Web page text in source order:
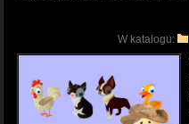
W katalogu: